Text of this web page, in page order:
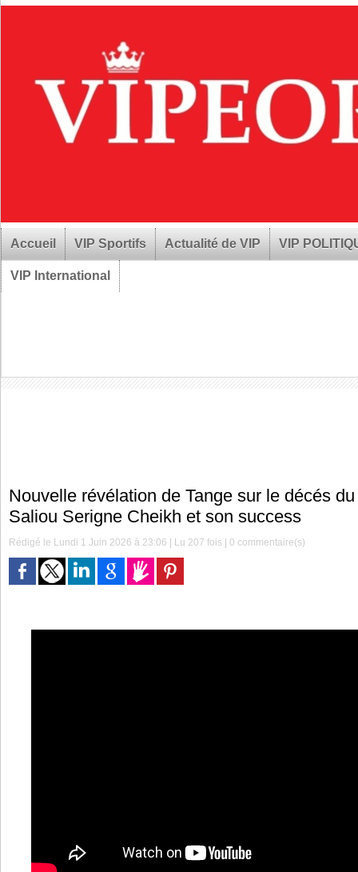
Accueil VIP Sportifs Actualité de VIP VIP
VIP International
Nouvelle révélation de Tange sur le décés
Saliou Serigne Cheikh et son success
Rédigé le Lundi 1 Juin 2026 à 23:06 | Lu 207 fois |0 commentaire(s)